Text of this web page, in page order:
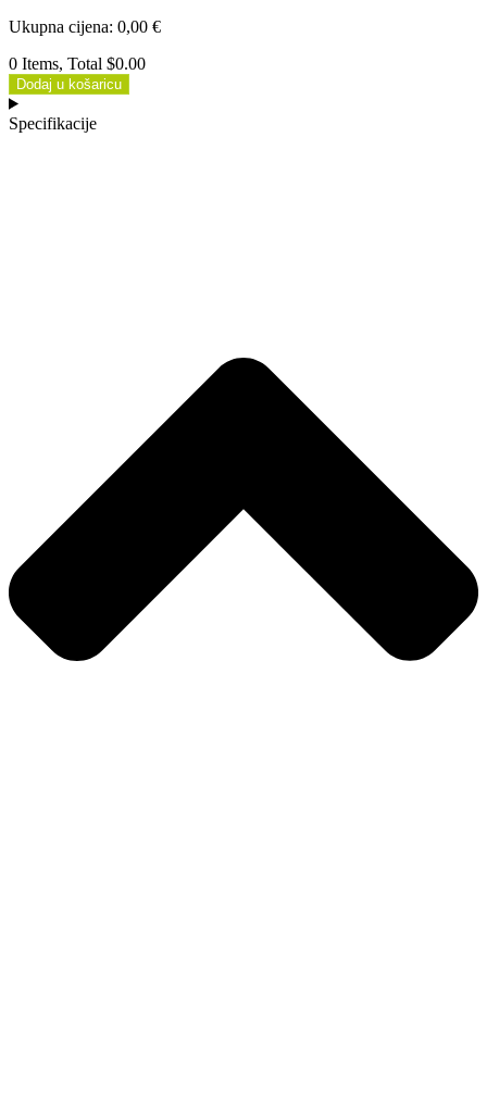
Ukupna cijena: 0,00 €
0 Items, Total $0.00
Dodaj u košaricu
Specifikacije